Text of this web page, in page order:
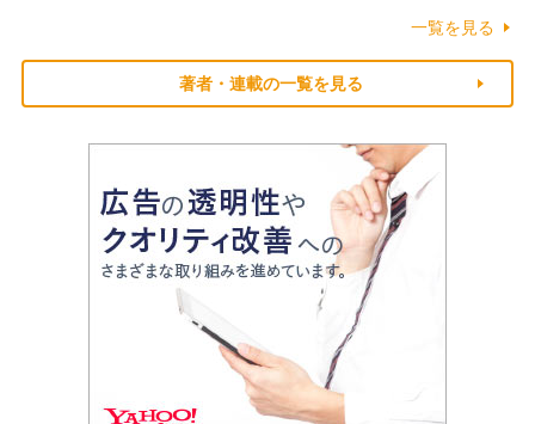
一覧を見る
著者・連載の一覧を見る